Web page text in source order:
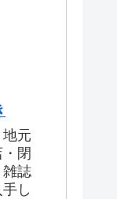
元
閉
雑誌
し